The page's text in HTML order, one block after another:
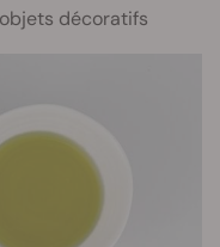
décoratifs